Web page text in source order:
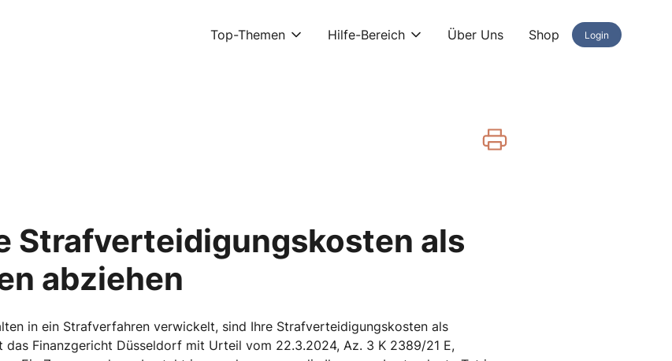
Top-Themen Hilfe-Bereich Über Uns Shop Login
Strafverteidigungskosten als
abziehen
in ein Strafverfahren verwickelt, sind Ihre Strafverteidigungskosten als
das Finanzgericht Düsseldorf mit Urteil vom 22.3.2024, Az. 3 K 2389/21 E,